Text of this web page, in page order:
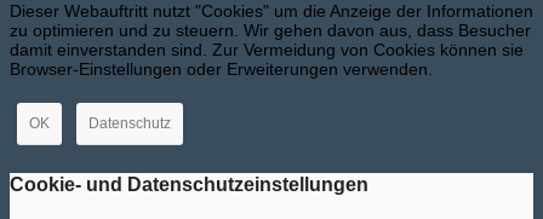
Dieser Webauftritt nutzt "Cookies" um die Anzeige der Informationen
zu optimieren und zu steuern. Wir gehen davon aus, dass Besucher
damit einverstanden sind. Zur Vermeidung von Cookies können sie
Browser-Einstellungen oder Erweiterungen verwenden.
OK Datenschutz
Cookie- und Datenschutzeinstellungen